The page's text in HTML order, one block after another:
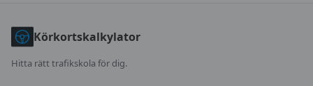
Körkortskalkylator
Hitta rätt trafikskola för dig.